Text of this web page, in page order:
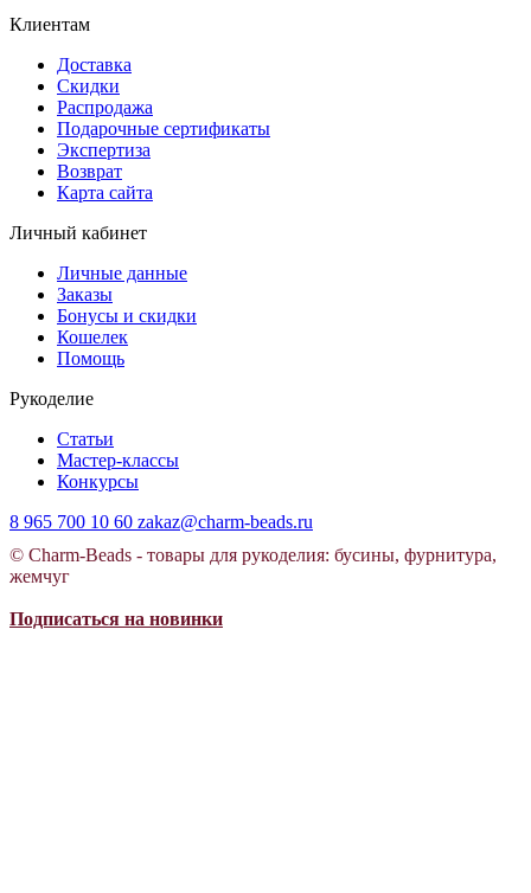
Клиентам
Доставка
Скидки
Распродажа
Подарочные сертификаты
Экспертиза
Возврат
Карта сайта
Личный кабинет
Личные данные
Заказы
Бонусы и скидки
Кошелек
Помощь
Рукоделие
Статьи
Мастер-классы
Конкурсы
8 965 700 10 60 zakaz@charm-beads.ru
© Charm-Beads - товары для рукоделия: бусины, фурнитура,
жемчуг
Подписаться на новинки